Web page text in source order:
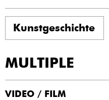
Kunstgeschichte
MULTIPLE
VIDEO / FILM